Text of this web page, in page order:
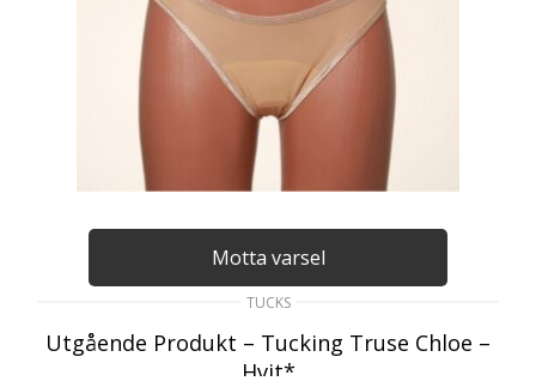
Motta varsel
TUCKS
Utgående Produkt – Tucking Truse Chloe –
Hvit*